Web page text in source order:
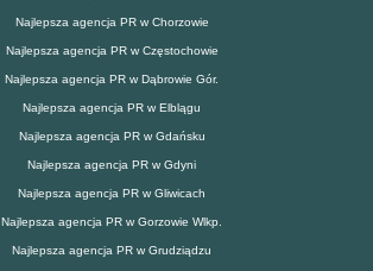
Najlepsza agencja PR w Chorzowie
Najlepsza agencja PR w Częstochowie
Najlepsza agencja PR w Dąbrowie Gór.
Najlepsza agencja PR w Elblągu
Najlepsza agencja PR w Gdańsku
Najlepsza agencja PR w Gdyni
Najlepsza agencja PR w Gliwicach
Najlepsza agencja PR w Gorzowie Wlkp.
Najlepsza agencja PR w Grudziądzu